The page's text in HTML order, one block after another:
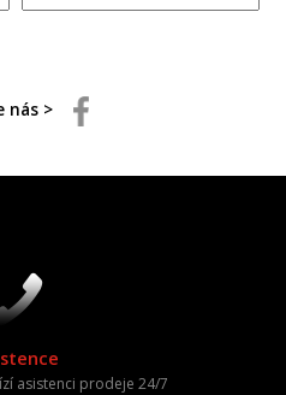
nás >
asistenci prodeje 24/7